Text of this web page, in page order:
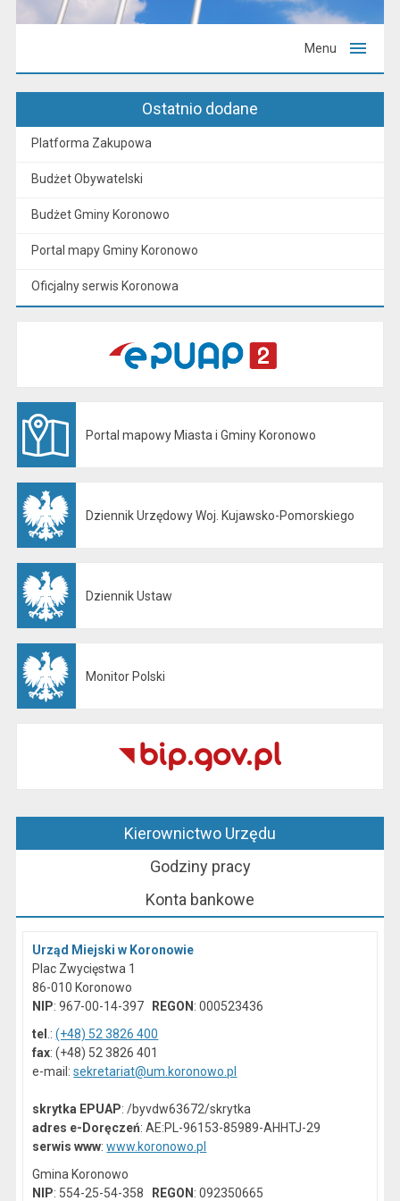
Menu
Ostatnio dodane
Platforma Zakupowa
Budżet Obywatelski
Budżet Gminy Koronowo
Portal mapy Gminy Koronowo
Oficjalny serwis Koronowa
Portal mapowy Miasta i Gminy Koronowo
Dziennik Urzędowy Woj. Kujawsko-Pomorskiego
Dziennik Ustaw
Monitor Polski
Kierownictwo Urzędu
Godziny pracy
Konta bankowe
Urząd Miejski w Koronowie
Plac Zwycięstwa 1
86-010 Koronowo
NIP: 967-00-14-397 REGON : 000523436
tel .:(+48) 52 3826 400
fax: (+48) 52 3826 401
e-mail:sekretariat@um.koronowo.pl
skrytka EPUAP: /byvdw63672/skrytka
adres e-Doręczeń: AE:PL-96153-85989-AHHTJ-29
serwis www:www.koronowo.pl
Gmina Koronowo
NIP: 554-25-54-358 REGON : 092350665